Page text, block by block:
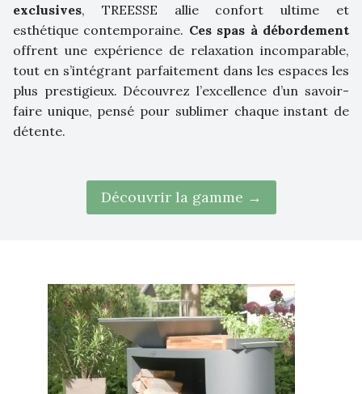
exclusives, TREESSE allie confort ultime et
esthétique contemporaine. Ces spas à débordement
offrent une expérience de relaxation incomparable,
tout en s’intégrant parfaitement dans les espaces les
plus prestigieux. Découvrez l’excellence d’un savoir-
faire unique, pensé pour sublimer chaque instant de
détente.
Découvrir la gamme →